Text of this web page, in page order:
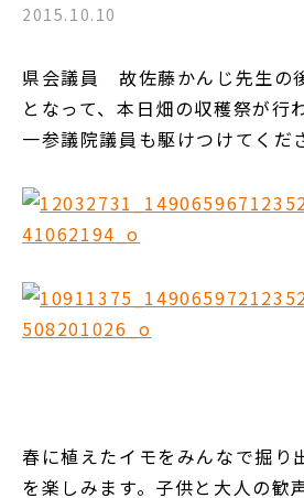
2015.10.10
県会議員 故佐藤かんじ先生の
となって、本日畑の収穫祭が行
一参議院議員も駆けつけてくだ
春に植えたイモをみんなで掘り
を楽しみます。子供と大人の歓